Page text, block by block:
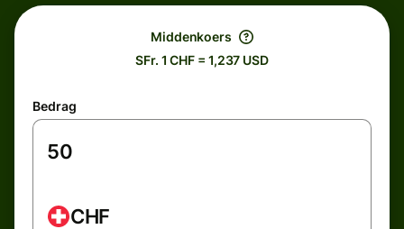
Middenkoers
SFr. 1 CHF = 1,237 USD
Bedrag
CHF